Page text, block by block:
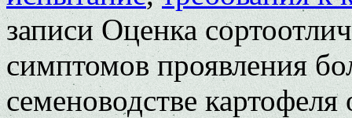
записи Оценка
симптомов проявления
семеноводстве картофеля